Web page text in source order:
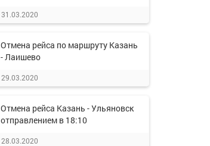
31.03.2020
Отмена рейса по маршруту Казань
- Лаишево
29.03.2020
Отмена рейса Казань - Ульяновск
отправлением в 18:10
28.03.2020